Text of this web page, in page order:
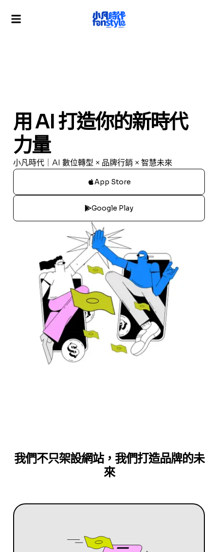
用 AI 打造你的新時代
力量
小凡時代｜AI 數位轉型 × 品牌行銷 × 智慧未來
App Store
Google Play
我們不只架設網站，我們打造品牌的未
來